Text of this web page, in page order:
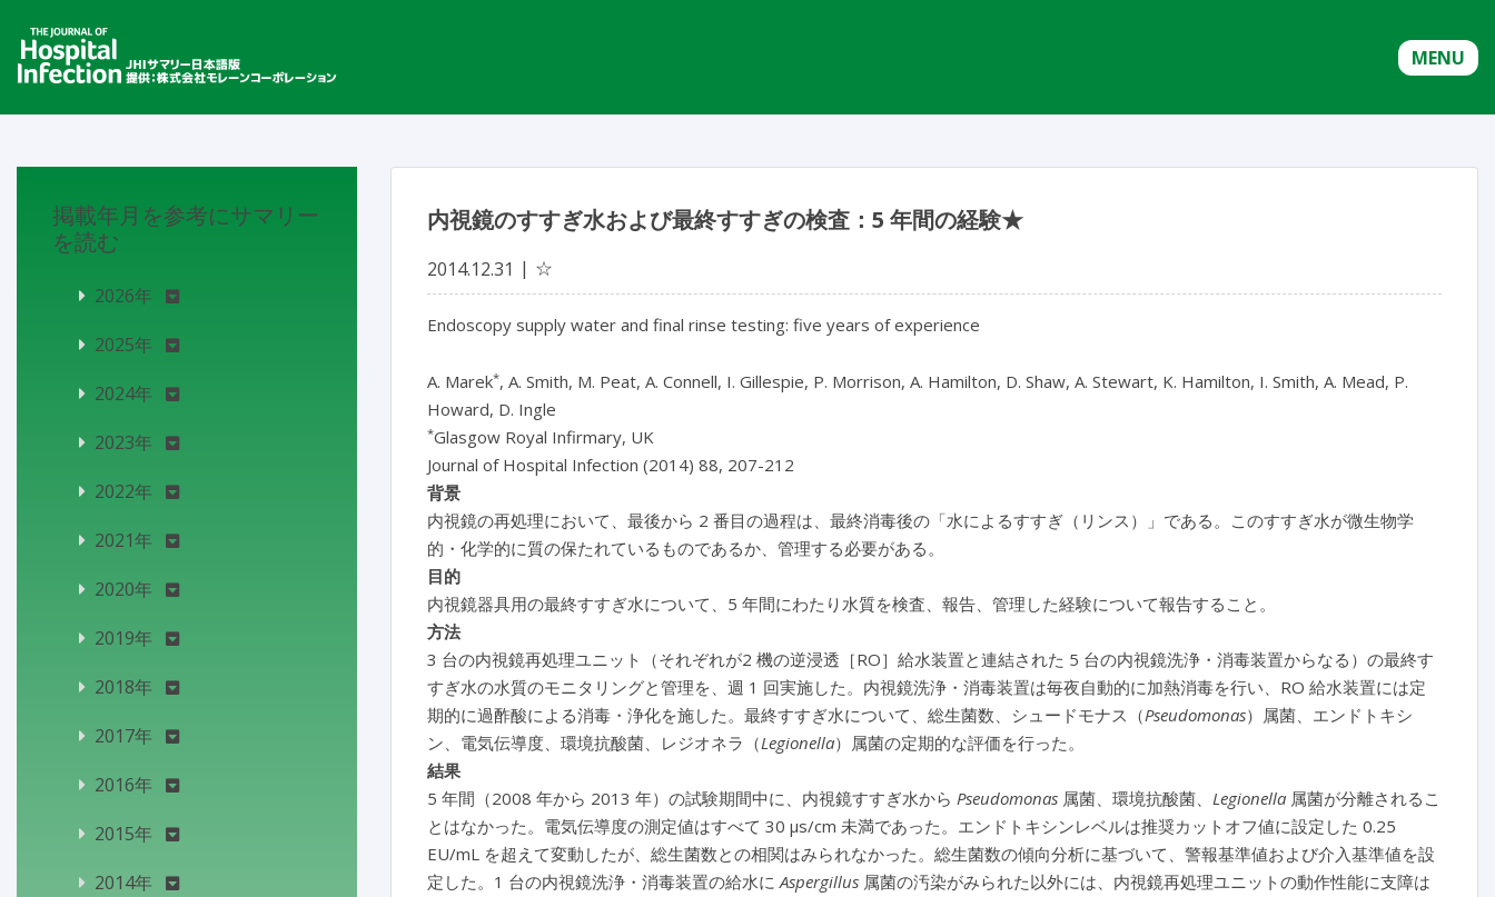
MENU
内視鏡のすすぎ水および最終すすぎの検査：5 年間の経験★
2014.12.31 ☆
Endoscopy supply water and final rinse testing: five years of experience
A. Marek*, A. Smith, M. Peat, A. Connell, I. Gillespie, P. Morrison, A. Hamilton, D. Shaw, A. Stewart, K. Hamilton, I. Smith, A. Mead, P.
Howard, D. Ingle
*Glasgow Royal Infirmary, UK
Journal of Hospital Infection (2014) 88, 207-212
背景
内視鏡の再処理において、最後から 2 番目の過程は、最終消毒後の「水によるすすぎ（リンス）」である。このすすぎ水が微生物学
的・化学的に質の保たれているものであるか、管理する必要がある。
目的
内視鏡器具用の最終すすぎ水について、5 年間にわたり水質を検査、報告、管理した経験について報告すること。
方法
3 台の内視鏡再処理ユニット（それぞれが2 機の逆浸透［RO］給水装置と連結された 5 台の内視鏡洗浄・消毒装置からなる）の最終す
すぎ水の水質のモニタリングと管理を、週 1 回実施した。内視鏡洗浄・消毒装置は毎夜自動的に加熱消毒を行い、RO 給水装置には定
期的に過酢酸による消毒・浄化を施した。最終すすぎ水について、総生菌数、シュードモナス（Pseudomonas）属菌、エンドトキシ
ン、電気伝導度、環境抗酸菌、レジオネラ（Legionella）属菌の定期的な評価を行った。
結果
5 年間（2008 年から 2013 年）の試験期間中に、内視鏡すすぎ水から Pseudomonas 属菌、環境抗酸菌、 Legionella 属菌が分離されるこ
とはなかった。電気伝導度の測定値はすべて 30 μs/cm 未満であった。エンドトキシンレベルは推奨カットオフ値に設定した 0.25
EU/mL を超えて変動したが、総生菌数との相関はみられなかった。総生菌数の傾向分析に基づいて、警報基準値および介入基準値を設
定した。1 台の内視鏡洗浄・消毒装置の給水にAspergillus 属菌の汚染がみられた以外には、内視鏡再処理ユニットの動作性能に支障は
掲載年月を参考にサマリー
を読む
2026年
2025年
2024年
2023年
2022年
2021年
2020年
2019年
2018年
2017年
2016年
2015年
2014年